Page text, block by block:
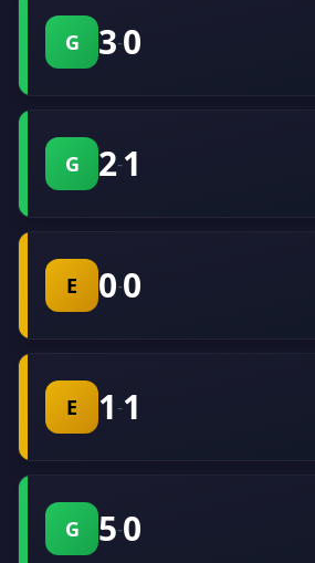
G 3-0
G 2-1
E 0-0
E 1 -1
G 5-0